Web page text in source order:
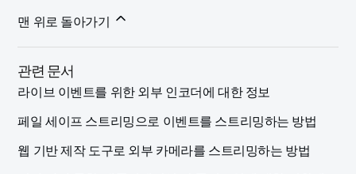
맨 위로 돌아가기
관련 문서
라이브 이벤트를 위한 외부 인코더에 대한 정보
페일 세이프 스트리밍으로 이벤트를 스트리밍하는 방법
웹 기반 제작 도구로 외부 카메라를 스트리밍하는 방법